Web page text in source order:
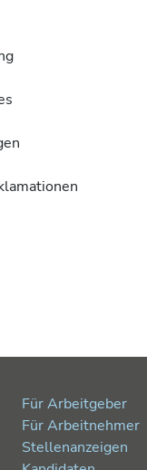
Für Arbeitgeber
Für Arbeitnehmer
Stellenanzeigen